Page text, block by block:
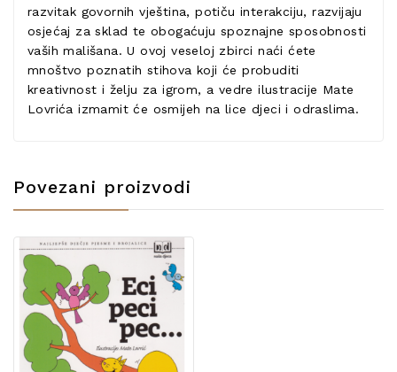
razvitak govornih vještina, potiču interakciju, razvijaju
osjećaj za sklad te obogaćuju spoznajne sposobnosti
vaših mališana. U ovoj veseloj zbirci naći ćete
mnoštvo poznatih stihova koji će probuditi
kreativnost i želju za igrom, a vedre ilustracije Mate
Lovrića izmamit će osmijeh na lice djeci i odraslima.
Povezani proizvodi